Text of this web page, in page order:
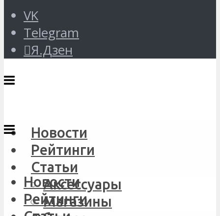
VK
Telegram
Я.Дзен
Новости
Рейтинги
Статьи
Аксессуары
Магазины
Новости
Рейтинги